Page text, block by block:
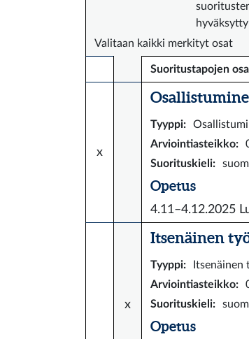
Valitaan kaikki merkityt osat
Suoritustapojen
x
Tyyppi:
Arviointiasteikko:
Suorituskieli:
Opetus
4.11–4.12.2025
x
Itsenäinen
Tyyppi:
Itsenäinen
Arviointiasteikko:
Suorituskieli:
Opetus